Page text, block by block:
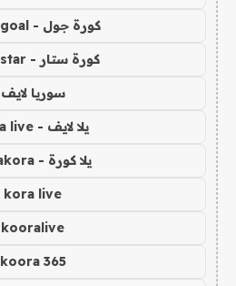
كورة جول - kora goal
كورة ستار - kora star
سوريا لايف
يلا لايف - yalla live
يلا كورة - yallakora
kora live
kooralive
koora 365